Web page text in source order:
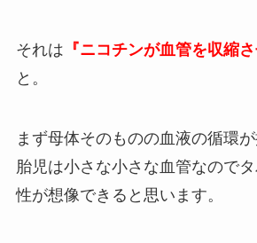
それは 『ニコチンが血管を収縮さ
と。
まず母体そのものの血液の循環が
胎児は小さな小さな血管なので
性が想像できると思います。